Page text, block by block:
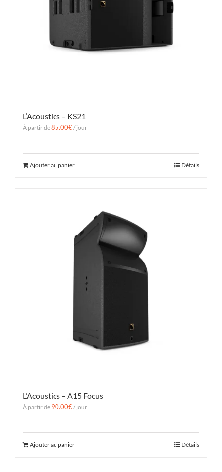
L’Acoustics – KS21
À partir de85.00€/ jour
Ajouter au panier Détails
L’Acoustics – A15 Focus
À partir de 90.00€/ jour
Ajouter au panier Détails